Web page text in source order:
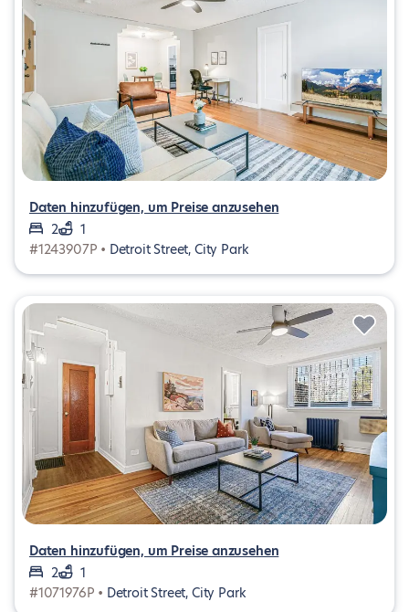
Daten hinzufügen, um Preise anzusehen
2
1
#1243907P • Detroit Street, City Park
Daten hinzufügen, um Preise anzusehen
2
1
#1071976P • Detroit Street, City Park